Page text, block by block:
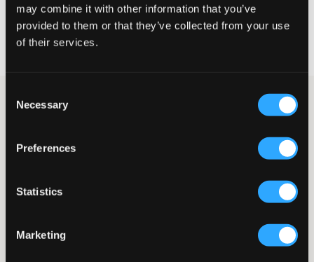
may combine it with other information that you’ve
provided to them or that they’ve collected from your use
of their services.
Selection
Necessary
Preferences
Statistics
Marketing
Snelle levering
Gratis verzending vanaf €69
Donkerblauwe vijfzakkenjeans van het populaire merk True
Religion. De taille is zeer laag en de gulp bestaat uit een knoop
klep en knoop. De pasvorm is bootcut, wat momenteel een van
de meest populaire jeansmodellen is. Deze jeans hebben lange
Vijfzakkenmodel
Achterzakken met klep en knoop